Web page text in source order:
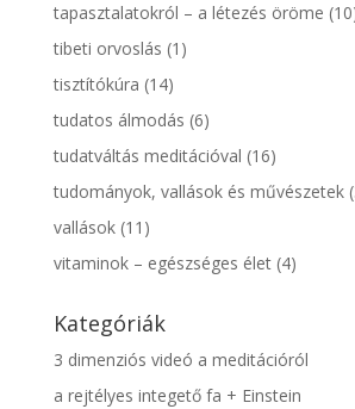
tapasztalatokról – a létezés öröme
tibeti orvoslás (1)
tisztítókúra (14)
tudatos álmodás (6)
tudatváltás meditációval (16)
tudományok, vallások és művészetek
vallások(11)
vitaminok – egészséges élet(4)
Kategóriák
3 dimenziós videó a meditációról
a rejtélyes integető fa + Einstein